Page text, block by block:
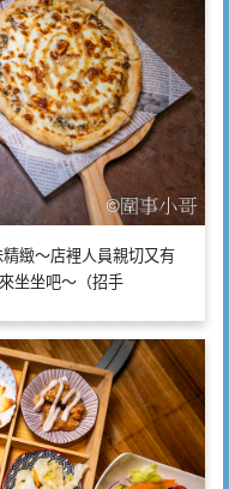
緻～店裡人員親切又有
坐坐吧～（招手